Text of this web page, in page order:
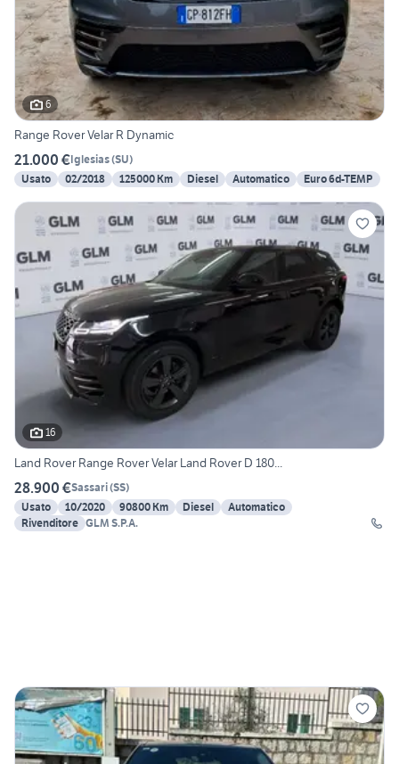
6
Range Rover Velar R Dynamic
21.000 €Iglesias(SU)
Usato
02/2018 125000 Km Diesel Automatico Euro 6d-TEMP
16
Land Rover Range Rover Velar Land Rover D 180...
28.900 €Sassari(SS)
Usato
10/2020 90800 Km Diesel
Automatico
Rivenditore GLM S.P.A.